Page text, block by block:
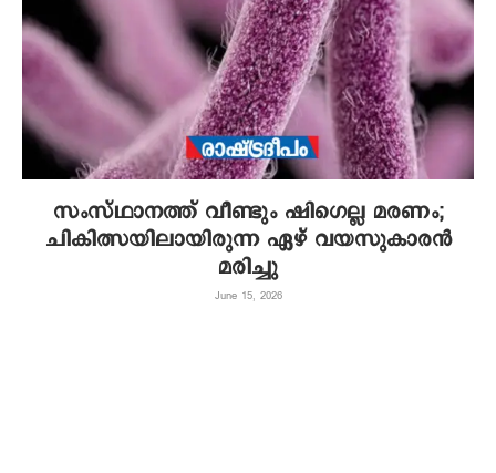
സംസ്ഥാനത്ത് വീണ്ടും ഷിഗെല്ല മരണം;
ചികിത്സയിലായിരുന്ന ഏഴ് വയസുകാരൻ
മരിച്ചു
June 15, 2026